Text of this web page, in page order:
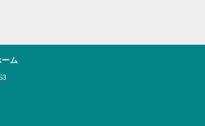
ム